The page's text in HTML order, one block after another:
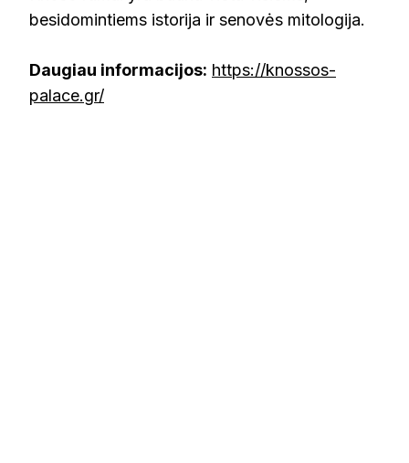
besidomintiems istorija ir senovės mitologija.
Daugiau informacijos: https://knossos-
palace.gr/